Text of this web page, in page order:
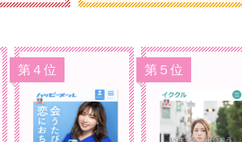
第４位 第５位